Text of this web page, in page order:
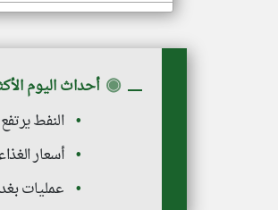
◉ أحداث اليوم
النفط
أسعار
عمليات